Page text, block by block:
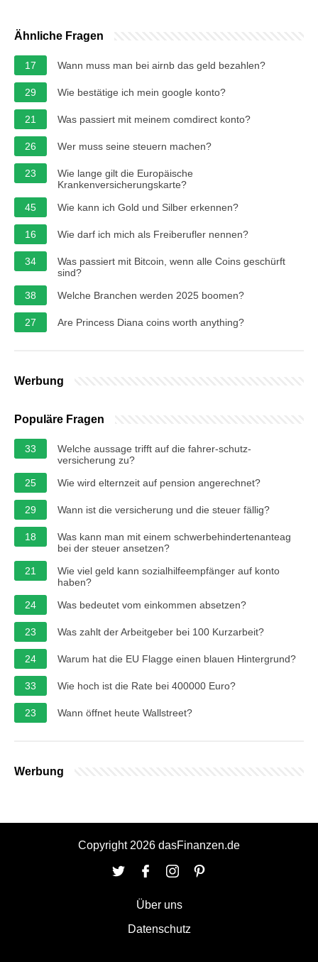
Ähnliche Fragen
17 Wann muss man bei airnb das geld bezahlen?
29 Wie bestätige ich mein google konto?
21 Was passiert mit meinem comdirect konto?
26 Wer muss seine steuern machen?
23
Wie lange gilt die Europäische
Krankenversicherungskarte?
45
Wie kann ich Gold und Silber erkennen?
16 Wie darf ich mich als Freiberufler nennen?
34
Was passiert mit Bitcoin, wenn alle Coins geschürft
sind?
38
Welche Branchen werden 2025 boomen?
27 Are Princess Diana coins worth anything?
Werbung
Populäre Fragen
33
Welche aussage trifft auf die fahrer-schutz-
versicherung zu?
25
Wie wird elternzeit auf pension angerechnet?
29 Wann ist die versicherung und die steuer fällig?
18
Was kann man mit einem schwerbehindertenanteag
bei der steuer ansetzen?
21
Wie viel geld kann sozialhilfeempfänger auf konto
haben?
24
Was bedeutet vom einkommen absetzen?
23 Was zahlt der Arbeitgeber bei 100 Kurzarbeit?
24 Warum hat die EU Flagge einen blauen Hintergrund?
33 Wie hoch ist die Rate bei 400000 Euro?
23 Wann öffnet heute Wallstreet?
Werbung
Copyright 2026 dasFinanzen.de
Über uns
Datenschutz